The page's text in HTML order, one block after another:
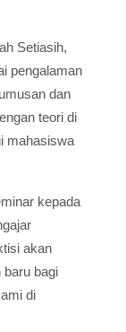
Setiasih,
pengalaman
dan
teori di
mahasiswa
kepada
akan
baru bagi
di